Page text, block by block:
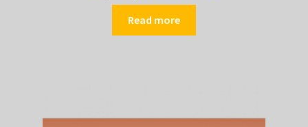
Read more